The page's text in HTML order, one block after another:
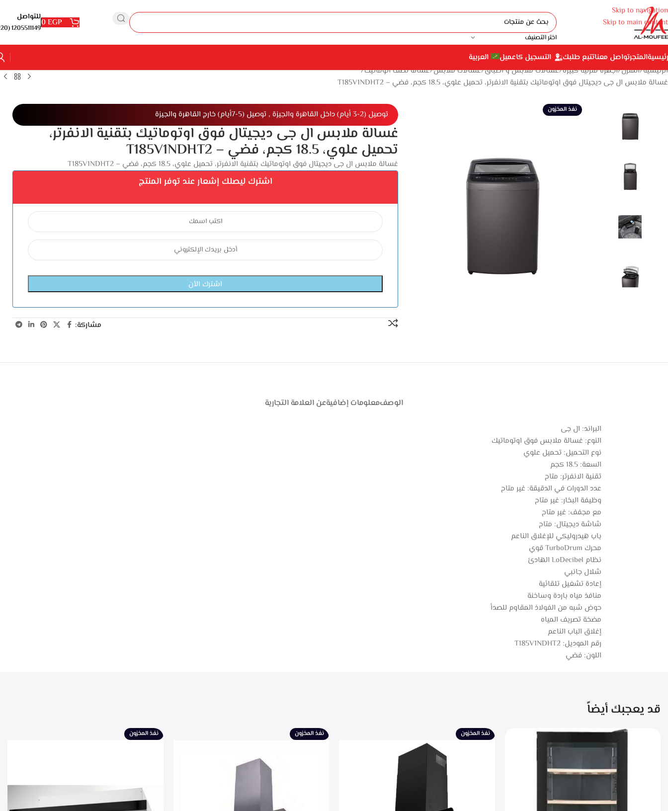
Skip to navigation
Skip to main content
اختر التصنيف
0EGP للتواصل
1205511149 (20+)
المتجرتواصل معناتتبع طلبك التسجيل كاعميل
العربية
الرئيسية المنزل أجهزة منزلية كبيرة غسالات ملابس و أطباق غسالات ملابس غسالة نصف اتوماتيك
غسالة ملابس ال جى ديجيتال فوق اوتوماتيك بتقنية الانفرتر، تحميل علوي، 18.5 كجم، فضي – T185V1NDHT2
نفذ المخزون توصيل (2-3 أيام) داخل القاهرة والجيزة , توصيل (5-7أيام) خارج القاهرة والجيزة
غسالة ملابس ال جى ديجيتال فوق اوتوماتيك بتقنية الانفرتر،
تحميل علوي، 18.5 كجم، فضي – T185V1NDHT2
غسالة ملابس ال جى ديجيتال فوق اوتوماتيك بتقنية الانفرتر، تحميل علوي، 18.5 كجم، فضي – T185V1NDHT2
اشترك ليصلك إشعار عند توفر المنتج
مشاركة:
الوصفمعلومات إضافيةعن العلامة التجارية
البراند: ال جى
النوع: غسالة ملابس فوق اوتوماتيك
نوع التحميل: تحميل علوي
السعة: 18.5 كجم
تقنية الانفرتر: متاح
عدد الدورات في الدقيقة: غير متاح
وظيفة البخار: غير متاح
مع مجفف: غير متاح
شاشة ديجيتال: متاح
باب هيدروليكي للإغلاق الناعم
محرك TurboDrum قوي
نظام LoDecibel الهادئ
شلال جانبي
إعادة تشغيل تلقائية
منافذ مياه باردة وساخنة
حوض شبه من الفولاذ المقاوم للصدأ
مضخة تصريف المياه
إغلاق الباب الناعم
رقم الموديل: T185V1NDHT2
اللون: فضي
قد يعجبك أيضاً
نفذ المخزون نفذ المخزون نفذ المخزون